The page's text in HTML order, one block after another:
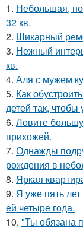
1. Небольшая,
32 кв.
2. Шикарный
3. Нежный
кв.
4. Аля с мужем
5. Как
детей так,
6. Ловите
прихожей.
7. Однажды
рождения в
8. Яркая
9. Я уже пять
ей четыре года.
10. "Ты обязана